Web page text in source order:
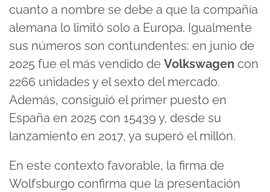
cuanto a nombre se debe a que la compañía
alemana lo limitó solo a Europa. Igualmente
sus números son contundentes: en junio de
2025 fue el más vendido de Volkswagen con
2266 unidades y el sexto del mercado.
Además, consiguió el primer puesto en
España en 2025 con 15439 y, desde su
lanzamiento en 2017, ya superó el millón.
En este contexto favorable, la firma de
Wolfsburgo confirma que la presentación